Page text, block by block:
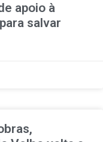
apoio à
salvar